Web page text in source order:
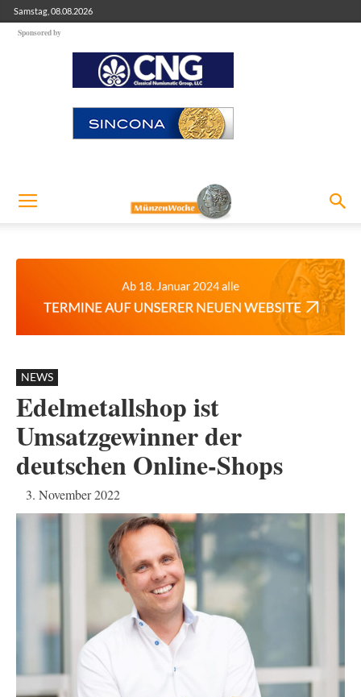
Samstag, 08.08.2026
Sponsored by
NEWS
Edelmetallshop ist
Umsatzgewinner der
deutschen Online-Shops
3. November 2022